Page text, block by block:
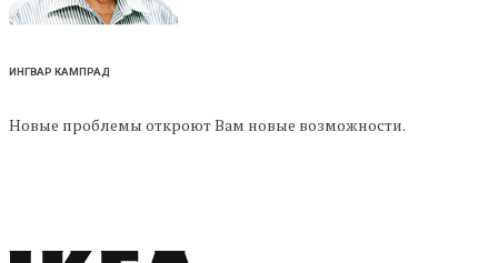
ИНГВАР КАМПРАД
Новые проблемы откроют Вам новые возможности.